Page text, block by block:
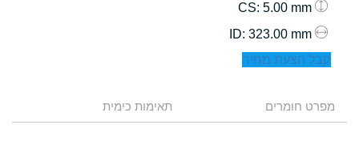
: 5.00 mm
: 323.00 mm
קבל הצעת מחיר
מפרט חומרים תאימות כימית